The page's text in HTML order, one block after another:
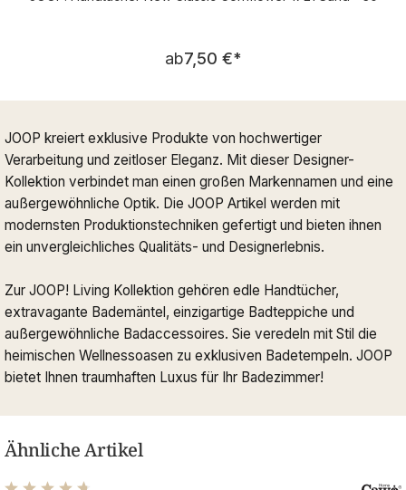
Regulärer Preis:
ab7,50 €*
JOOP kreiert exklusive Produkte von hochwertiger
Verarbeitung und zeitloser Eleganz. Mit dieser Designer-
Kollektion verbindet man einen großen Markennamen und eine
außergewöhnliche Optik. Die JOOP Artikel werden mit
modernsten Produktionstechniken gefertigt und bieten ihnen
ein unvergleichliches Qualitäts- und Designerlebnis.
Zur JOOP! Living Kollektion gehören edle Handtücher,
extravagante Bademäntel, einzigartige Badteppiche und
außergewöhnliche Badaccessoires. Sie veredeln mit Stil die
heimischen Wellnessoasen zu exklusiven Badetempeln. JOOP
bietet Ihnen traumhaften Luxus für Ihr Badezimmer!
Ähnliche Artikel